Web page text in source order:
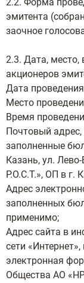
эмитента
заочное
2.3. Дата, место,
акционеров
Дата
Место
Время
Почтовый
заполненные
Казань, ул.
Р.О.С.Т.», ОП в г.
Адрес
заполненных
применимо;
Адрес сайта в
сети
электронная
Общества АО